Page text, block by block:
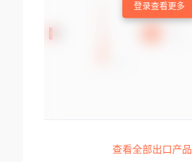
登录查看更多
查看全部出口产品